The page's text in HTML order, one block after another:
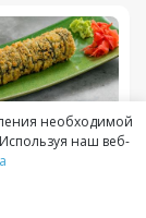
Куренай
(г))
необходимой
наш веб-